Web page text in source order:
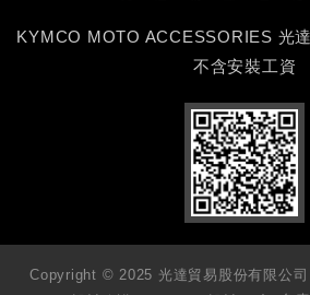
KYMCO MOTO ACCESSORIES 光
不含安裝工資
Copyright © 2025 光達貿易股份有限公